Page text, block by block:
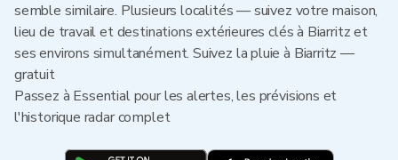
semble similaire. Plusieurs localités — suivez votre maison,
lieu de travail et destinations extérieures clés à Biarritz et
ses environs simultanément. Suivez la pluie à Biarritz —
gratuit
Passez à Essential pour les alertes, les prévisions et
l'historique radar complet